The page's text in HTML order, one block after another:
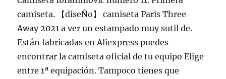
camiseta. 【diseÑo】 camiseta Paris Three
Away 2021 a ver un estampado muy sutil de.
Están fabricadas en Aliexpress puedes
encontrar la camiseta oficial de tu equipo Elige
entre 1ª equipación. Tampoco tienes que